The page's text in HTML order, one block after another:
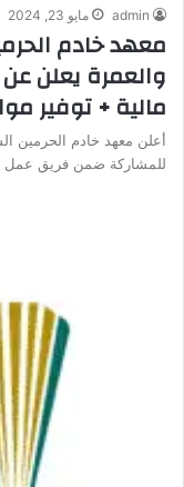
admin مايو 23, 2024
معهد خادم
والعمرة يعلن
مالية + توفير
أعلن معهد خادم الحرمين
للمشاركة ضمن فريق عمل